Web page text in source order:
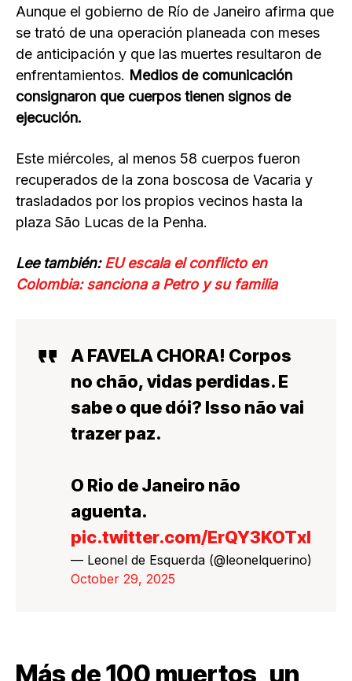
Aunque el gobierno de Río de Janeiro afirma que
se trató de una operación planeada con meses
de anticipación y que las muertes resultaron de
enfrentamientos. Medios de comunicación
consignaron que cuerpos tienen signos de
ejecución.
Este miércoles, al menos 58 cuerpos fueron
recuperados de la zona boscosa de Vacaria y
trasladados por los propios vecinos hasta la
plaza São Lucas de la Penha.
Lee también:EU escala el conflicto en
Colombia: sanciona a Petro y su familia
A FAVELA CHORA! Corpos
no chão, vidas perdidas. E
sabe o que dói? Isso não vai
trazer paz.
O Rio de Janeiro não
aguenta.
pic.twitter.com/ErQY3KOTxI
— Leonel de Esquerda (@leonelquerino)
October 29, 2025
Más de 100 muertos, un